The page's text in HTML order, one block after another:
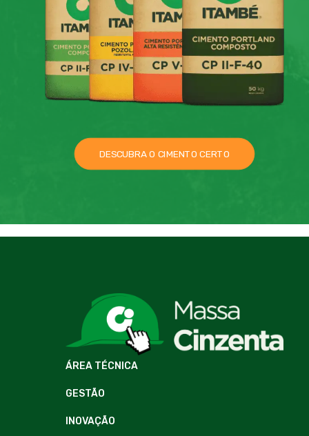
DESCUBRA O CIMENTO CERTO
ÁREA TÉCNICA
GESTÃO
INOVAÇÃO